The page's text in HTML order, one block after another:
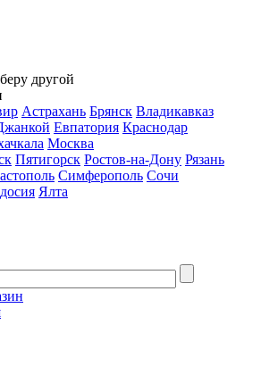
другой
Астрахань Брянск Владикавказ
Евпатория Краснодар
Москва
Пятигорск Ростов-на-Дону Рязань
Симферополь Сочи
Ялта